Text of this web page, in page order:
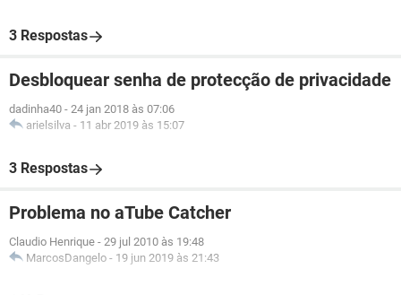
3 Respostas
Desbloquear senha de protecção de privacidade
dadinha40 - 24 jan 2018 às 07:06
arielsilva - 11 abr 2019 às 15:07
3 Respostas
Problema no aTube Catcher
Claudio Henrique - 29 jul 2010 às 19:48
MarcosDangelo - 19 jun 2019 às 21:43